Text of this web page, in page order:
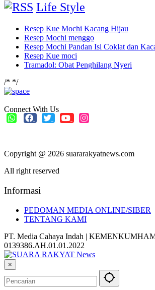
Life Style
Resep Kue Mochi Kacang Hijau
Resep Mochi menggo
Resep Mochi Pandan Isi Coklat dan
Resep Kue moci
Tramadol: Obat Penghilang Nyeri
/* */
Connect With Us
Copyright @ 2026 suararakyatnews.com
All right reserved
Informasi
PEDOMAN MEDIA ONLINE/SIBER
TENTANG KAMI
PT. Media Cahaya Indah |
0139386.AH.01.01.2022
×